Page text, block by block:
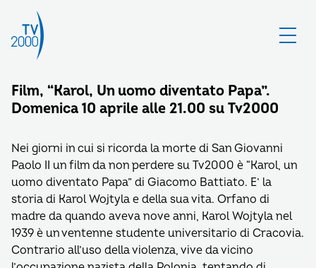
Film, “Karol, Un uomo diventato Papa”.
Domenica 10 aprile alle 21.00 su Tv2000
Nei giorni in cui si ricorda la morte di San Giovanni
Paolo II un film da non perdere su Tv2000 è “Karol, un
uomo diventato Papa” di Giacomo Battiato. E’ la
storia di Karol Wojtyla e della sua vita. Orfano di
madre da quando aveva nove anni, Karol Wojtyla nel
1939 è un ventenne studente universitario di Cracovia.
Contrario all’uso della violenza, vive da vicino